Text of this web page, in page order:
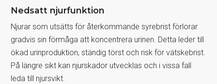
Nedsatt njurfunktion
Njurar som utsätts för återkommande syrebrist förlorar
gradvis sin förmåga att koncentrera urinen. Detta leder till
ökad urinproduktion, ständig törst och risk för vätskebrist.
På längre sikt kan njurskador utvecklas och i vissa fall
leda till njursvikt.